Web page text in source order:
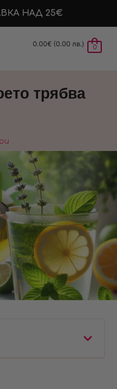
НАД 25€
0.00€ (0.00 лв.) 0
трябва